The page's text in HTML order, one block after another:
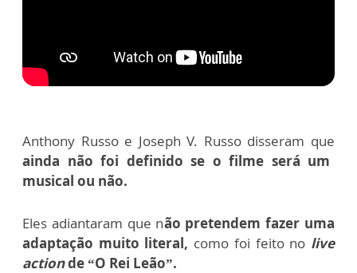
Anthony Russo e Joseph V. Russo disseram que
ainda não foi definido se o filme será um
musical ou não.
Eles adiantaram que não pretendem fazer uma
adaptação muito literal, como foi feito no live
actionde “O Rei Leão”.